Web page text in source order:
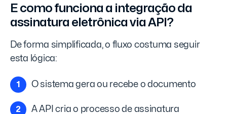
E como funciona a integração da
assinatura eletrônica via API?
De forma simplificada, o fluxo costuma seguir
esta lógica:
O sistema gera ou recebe o documento
A API cria o processo de assinatura